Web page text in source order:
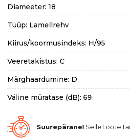
Diameeter: 18
Tüüp: Lamellrehv
Kiirus/koormusindeks: H/95
Veeretakistus: C
Märghaardumine: D
Väline müratase (dB): 69
Suurepärane! Selle toote